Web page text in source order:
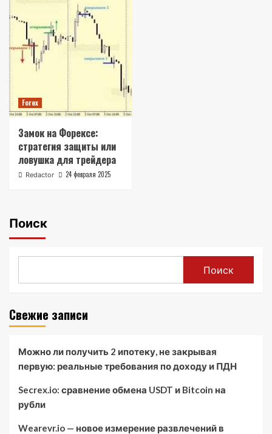
Forex
Замок на Форексе:
стратегия защиты или
ловушка для трейдера
Redactor 24 февраля 2025
Поиск
Поиск
Свежие записи
Можно ли получить 2 ипотеку, не закрывая
первую: реальные требования по доходу и ПДН
Secrex.io: сравнение обмена USDT и Bitcoin на
рубли
Wearevr.io — новое измерение развлечений в